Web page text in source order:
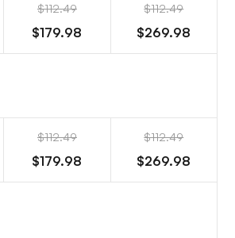
$112.49
$179.98
$112.49
$269.98
$112.49
$179.98
$112.49
$269.98